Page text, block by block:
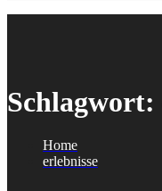
Schlagwort:
Home
erlebnisse